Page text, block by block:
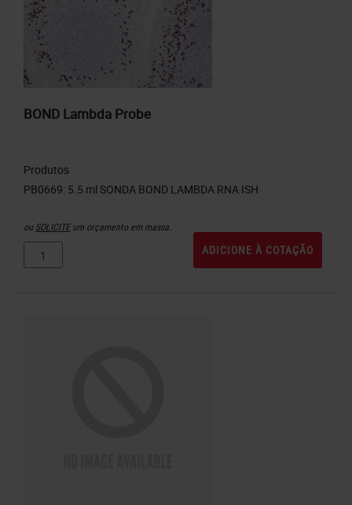
BOND Lambda Probe
Produtos
ou SOLICITEum orçamento em massa.
ADICIONE À COTAÇÃO